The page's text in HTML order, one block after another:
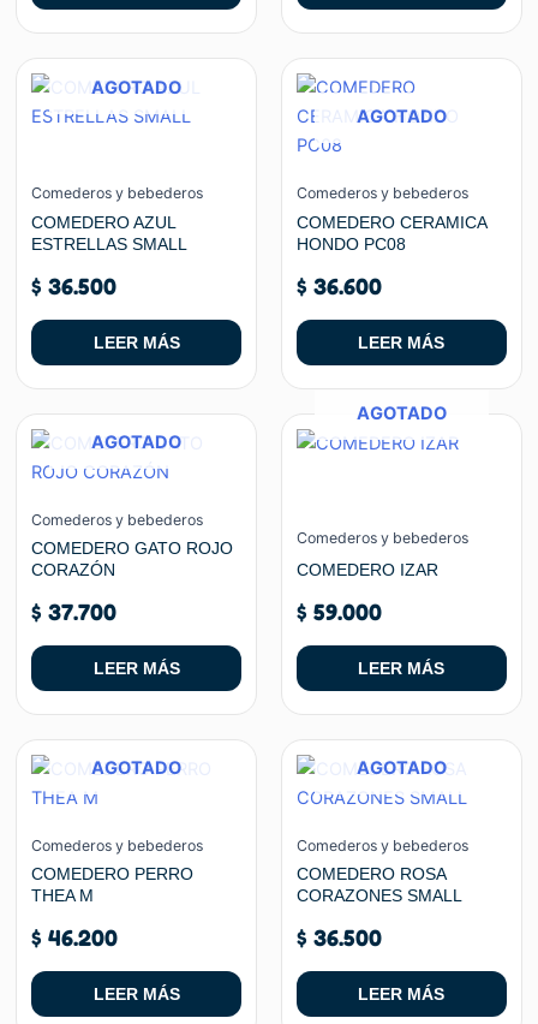
página
producto
AGOTADO
Comederos y bebederos
COMEDERO AZUL
ESTRELLAS SMALL
$ 36.500
LEER MÁS
AGOTADO
Comederos y bebederos
COMEDERO CERAMICA
HONDO PC08
$ 36.600
LEER MÁS
AGOTADO
Comederos y bebederos
COMEDERO GATO ROJO
CORAZÓN
$ 37.700
LEER MÁS
AGOTADO
Comederos y bebederos
COMEDERO IZAR
$ 59.000
LEER MÁS
AGOTADO
Comederos y bebederos
COMEDERO PERRO
THEA M
$ 46.200
LEER MÁS
AGOTADO
Comederos y bebederos
COMEDERO ROSA
CORAZONES SMALL
$ 36.500
LEER MÁS